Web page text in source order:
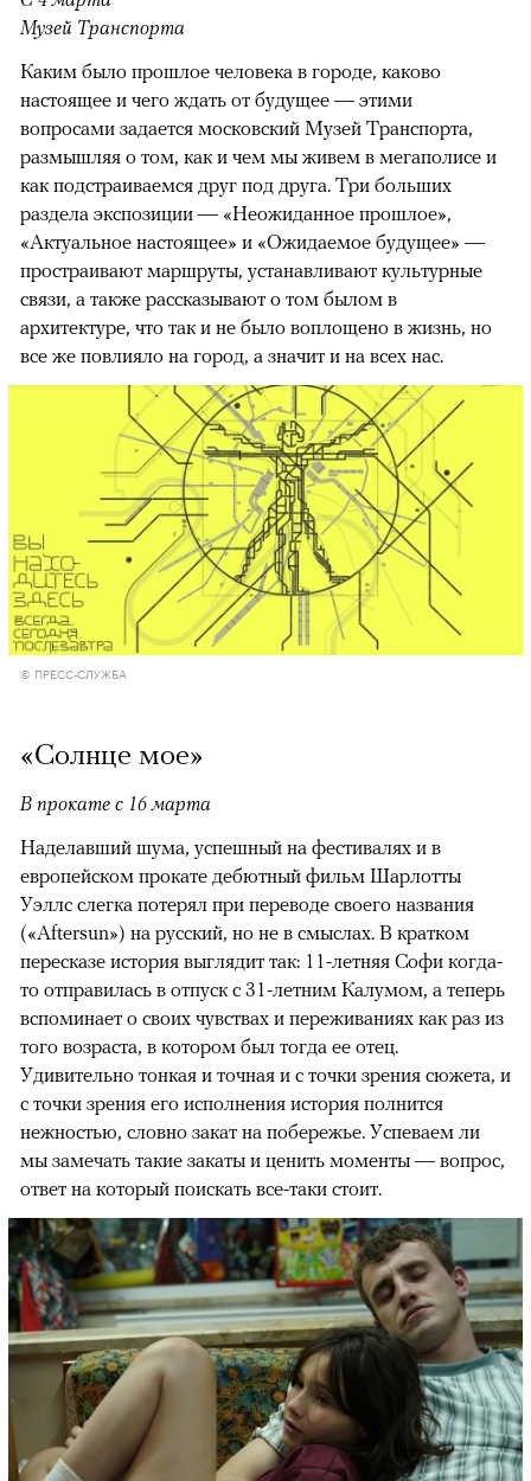
Музей Транспорта
Каким было прошлое человека в городе, каково
настоящее и чего ждать от будущее — этими
вопросами задается московский Музей Транспорта,
размышляя о том, как и чем мы живем в мегаполисе и
как подстраиваемся друг под друга. Три больших
раздела экспозиции — «Неожиданное прошлое»,
«Актуальное настоящее» и «Ожидаемое будущее» —
простраивают маршруты, устанавливают культурные
связи, а также рассказывают о том былом в
архитектуре, что так и не было воплощено в жизнь, но
все же повлияло на город, а значит и на всех нас.
© ПРЕСС-СЛУЖБА
«Солнце мое»
В прокате с 16 марта
Наделавший шума, успешный на фестивалях и в
европейском прокате дебютный фильм Шарлотты
Уэллс слегка потерял при переводе своего названия
(«Aftersun») на русский, но не в смыслах. В кратком
пересказе история выглядит так: 11-летняя Софи когда-
то отправилась в отпуск с 31-летним Калумом, а теперь
вспоминает о своих чувствах и переживаниях как раз из
того возраста, в котором был тогда ее отец.
Удивительно тонкая и точная и с точки зрения сюжета, и
с точки зрения его исполнения история полнится
нежностью, словно закат на побережье. Успеваем ли
мы замечать такие закаты и ценить моменты — вопрос,
ответ на который поискать все-таки стоит.